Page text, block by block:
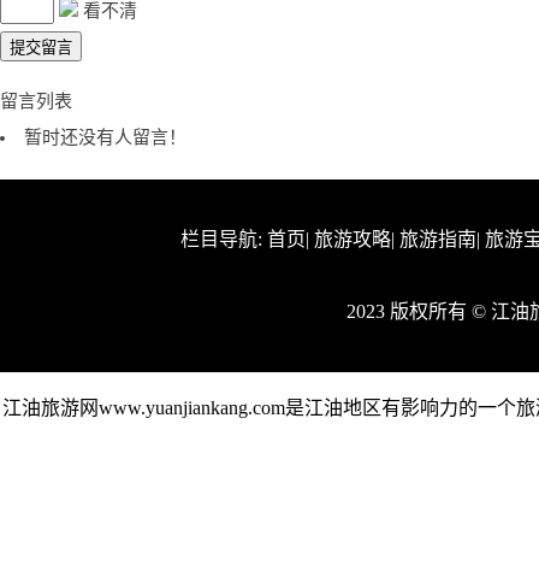
看不清
留言列表
暂时还没有人留言！
栏目导航: 首页| 旅游攻略| 旅游指南| 旅游
2023 版权所有 © 江
江油旅游网www.yuanjiankang.com是江油地区有影响力的一